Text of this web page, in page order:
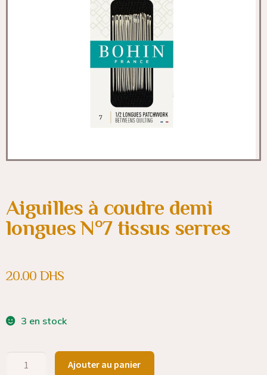
Aiguilles à coudre demi
longues N°7 tissus serres
20.00 DHS
3 en stock
Ajouter au panier